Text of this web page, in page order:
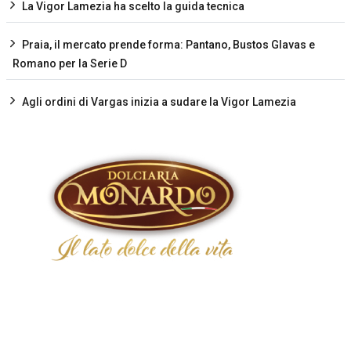
La Vigor Lamezia ha scelto la guida tecnica
Praia, il mercato prende forma: Pantano, Bustos Glavas e
Romano per la Serie D
Agli ordini di Vargas inizia a sudare la Vigor Lamezia